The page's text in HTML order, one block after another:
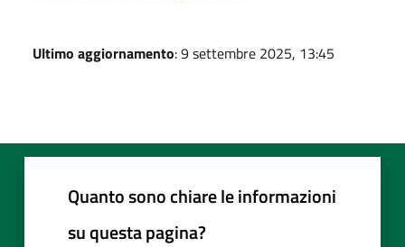
Ultimo aggiornamento: 9 settembre 2025, 13:45
Quanto sono chiare le informazioni
su questa pagina?